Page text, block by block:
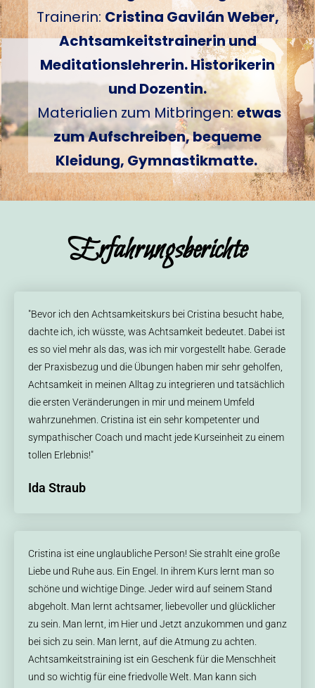
Trainerin: Cristina Gavilán Weber,
Achtsamkeitstrainerin und
Meditationslehrerin. Historikerin
und Dozentin.
Materialien zum Mitbringen:etwas
zum Aufschreiben, bequeme
Kleidung, Gymnastikmatte.
Erfahrungsberichte
"Bevor ich den Achtsamkeitskurs bei Cristina besucht habe,
dachte ich, ich wüsste, was Achtsamkeit bedeutet. Dabei ist
es so viel mehr als das, was ich mir vorgestellt habe. Gerade
der Praxisbezug und die Übungen haben mir sehr geholfen,
Achtsamkeit in meinen Alltag zu integrieren und tatsächlich
die ersten Veränderungen in mir und meinem Umfeld
wahrzunehmen. Cristina ist ein sehr kompetenter und
sympathischer Coach und macht jede Kurseinheit zu einem
tollen Erlebnis!"
Ida Straub
Cristina ist eine unglaubliche Person! Sie strahlt eine große
Liebe und Ruhe aus. Ein Engel. In ihrem Kurs lernt man so
schöne und wichtige Dinge. Jeder wird auf seinem Stand
abgeholt. Man lernt achtsamer, liebevoller und glücklicher
zu sein. Man lernt, im Hier und Jetzt anzukommen und ganz
bei sich zu sein. Man lernt, auf die Atmung zu achten.
Achtsamkeitstraining ist ein Geschenk für die Menschheit
und so wichtig für eine friedvolle Welt. Man kann sich